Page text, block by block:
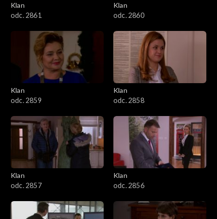
Klan
odc. 2861
Klan
odc. 2860
Klan
odc. 2859
Klan
odc. 2858
Klan
odc. 2857
Klan
odc. 2856